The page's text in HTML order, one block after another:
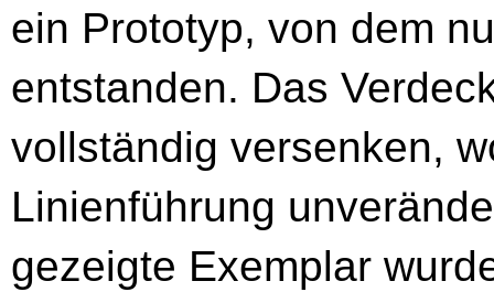
ein Prototyp, von dem
entstanden. Das
vollständig versenken,
Linienführung
gezeigte Exemplar